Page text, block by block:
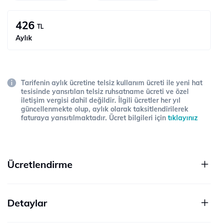
426 TL
Aylık
Tarifenin aylık ücretine telsiz kullanım ücreti ile yeni hat
tesisinde yansıtılan telsiz ruhsatname ücreti ve özel
iletişim vergisi dahil değildir. İlgili ücretler her yıl
güncellenmekte olup, aylık olarak taksitlendirilerek
faturaya yansıtılmaktadır. Ücret bilgileri için tıklayınız
Ücretlendirme
Detaylar